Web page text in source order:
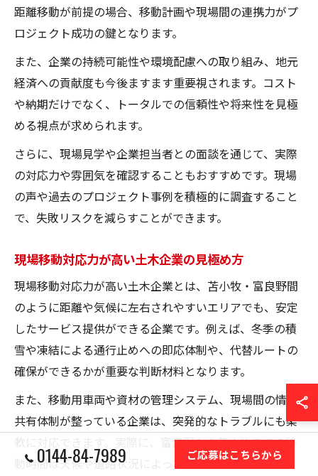
距離移動が前提の場合、移動計画や現場間の連携力がプ
ロジェクト成功の鍵となります。
また、企業の持続可能性や環境配慮への取り組み、地元
経済への貢献度も今後ますます重要視されます。コスト
や納期だけでなく、トータルでの信頼性や将来性を見極
める視点が求められます。
さらに、現場見学や企業担当者との面談を通じて、実際
の対応力や雰囲気を確認することもおすすめです。現場
の声や過去のプロジェクト事例を積極的に調査すること
で、失敗リスクを減らすことができます。
現場移動対応力が高い土木企業の見極め方
現場移動対応力が高い土木企業とは、苫小牧・富良野間
のように距離や気候に左右されやすいエリアでも、安定
したサービス提供ができる企業です。例えば、冬季の積
雪や凍結による通行止めへの即応体制や、代替ルートの
確保ができるかが重要な判断材料となります。
また、移動用車両や資材の管理システム、現場間の情報
共有体制が整っている企業は、突発的なトラブルにも柔
軟に対応できます。実際に、富良野から苫小牧までの移
動時間は天候や道路状況によって大きく変動するため、
0144-84-7989 ご応募はこちらから